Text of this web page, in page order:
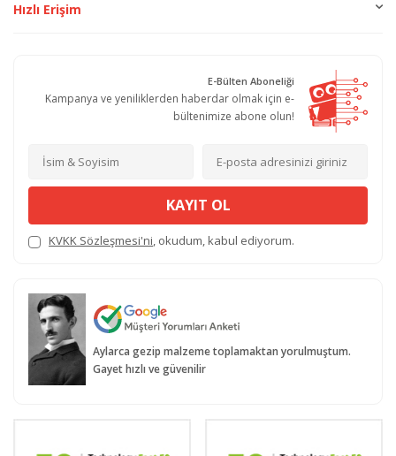
Hızlı Erişim
E-Bülten Aboneliği
Kampanya ve yeniliklerden haberdar olmak için e-
bültenimize abone olun!
KAYIT OL
KVKK Sözleşmesi'ni, okudum, kabul ediyorum.
Aylarca gezip malzeme toplamaktan yorulmuştum.
Gayet hızlı ve güvenilir